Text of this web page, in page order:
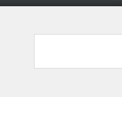
トを解説します！